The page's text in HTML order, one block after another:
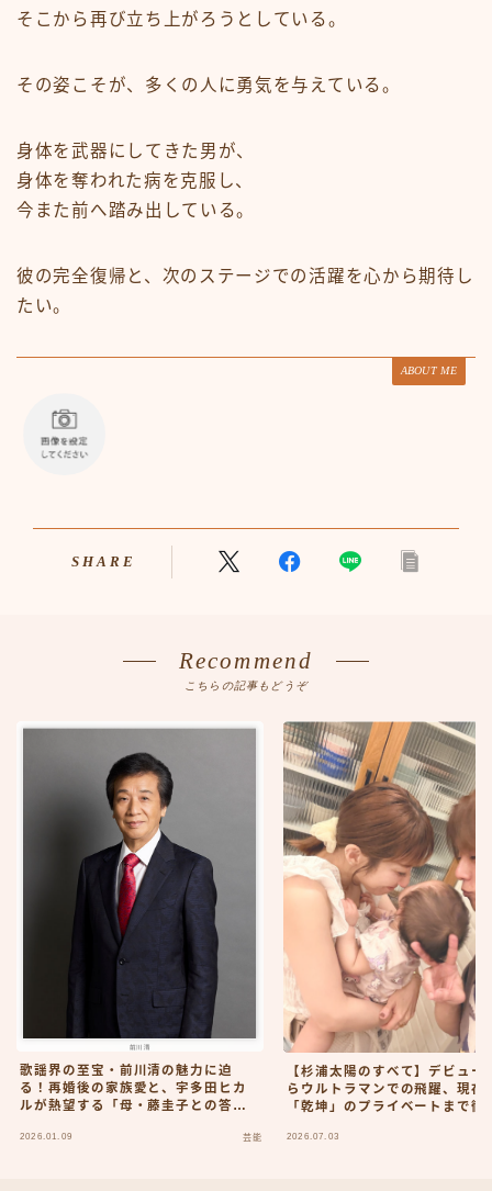
そこから再び立ち上がろうとしている。
その姿こそが、多くの人に勇気を与えている。
身体を武器にしてきた男が、
身体を奪われた病を克服し、
今また前へ踏み出している。
彼の完全復帰と、次のステージでの活躍を心から期待し
たい。
ABOUT ME
SHARE
Recommend
こちらの記事もどうぞ
歌謡界の至宝・前川清の魅力に迫
る！再婚後の家族愛と、宇多田ヒカ
ルが熱望する「母・藤圭子との答え
2026.01.09 芸能
【杉浦太陽のすべて】デビュー
らウルトラマンでの飛躍、現在
「乾坤」のプライベートまで徹
2026.07.03